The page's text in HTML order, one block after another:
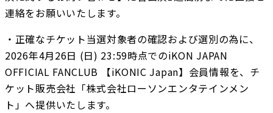
連絡をお願いいたします。
・正確なチケット当選対象者の確認および選別の為に、
2026年4月26日 (日) 23:59時点でのiKON JAPAN
OFFICIAL FANCLUB 【iKONIC Japan】会員情報を、チ
ケット販売会社「株式会社ローソンエンタテインメン
ト」へ提供いたします。